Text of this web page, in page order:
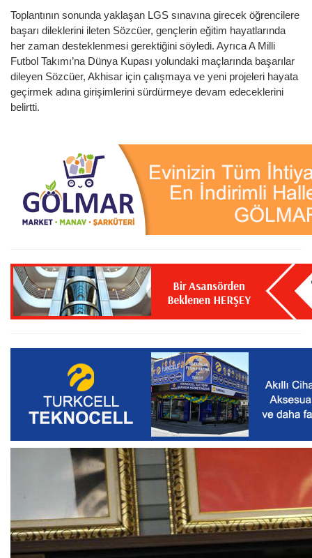
Toplantının sonunda yaklaşan LGS sınavına girecek öğrencilere
başarı dileklerini ileten Sözcüer, gençlerin eğitim hayatlarında
her zaman desteklenmesi gerektiğini söyledi. Ayrıca A Milli
Futbol Takımı’na Dünya Kupası yolundaki maçlarında başarılar
dileyen Sözcüer, Akhisar için çalışmaya ve yeni projeleri hayata
geçirmek adına girişimlerini sürdürmeye devam edeceklerini
belirtti.